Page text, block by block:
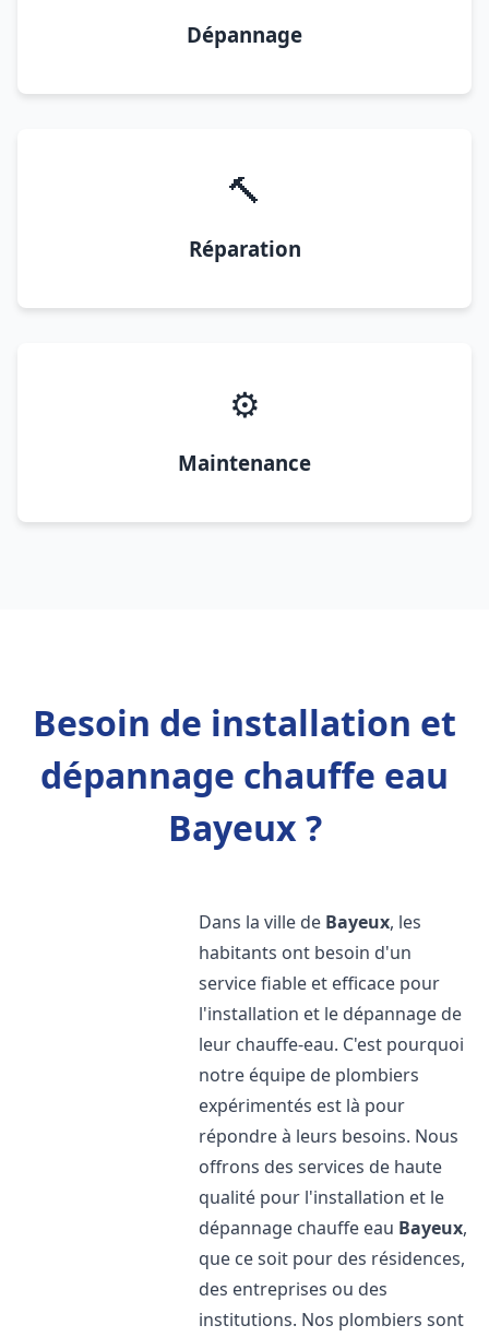
Dépannage
🔨
Réparation
⚙️
Maintenance
Besoin de installation et
dépannage chauffe eau
Bayeux ?
Dans la ville de Bayeux, les
habitants ont besoin d'un
service fiable et efficace pour
l'installation et le dépannage de
leur chauffe-eau. C'est pourquoi
notre équipe de plombiers
expérimentés est là pour
répondre à leurs besoins. Nous
offrons des services de haute
qualité pour l'installation et le
dépannage chauffe eau Bayeux,
que ce soit pour des résidences,
des entreprises ou des
institutions. Nos plombiers sont